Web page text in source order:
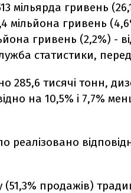
мільярда гривень
мільйона гривень
гривень (2,2%) -
статистики,
285,6 тисячі тонн,
на 10,5% і 7,7%
реалізовано
продажів)